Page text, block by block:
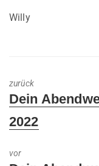
Willy
zurück
Previous
Dein
2022
vor